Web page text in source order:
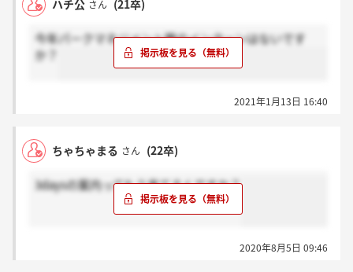
ハチ公 さん (21卒)
今年パークマネジメント職のインターンはないです
か？
2021年1月13日 16:40
ちゃちゃまる さん (22卒)
3daysの案内ってもう来てるんですか？
2020年8月5日 09:46